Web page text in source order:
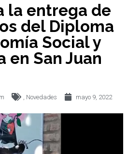
la entrega de
del Diploma
Social y
en San Juan
Novedades mayo 9, 2022